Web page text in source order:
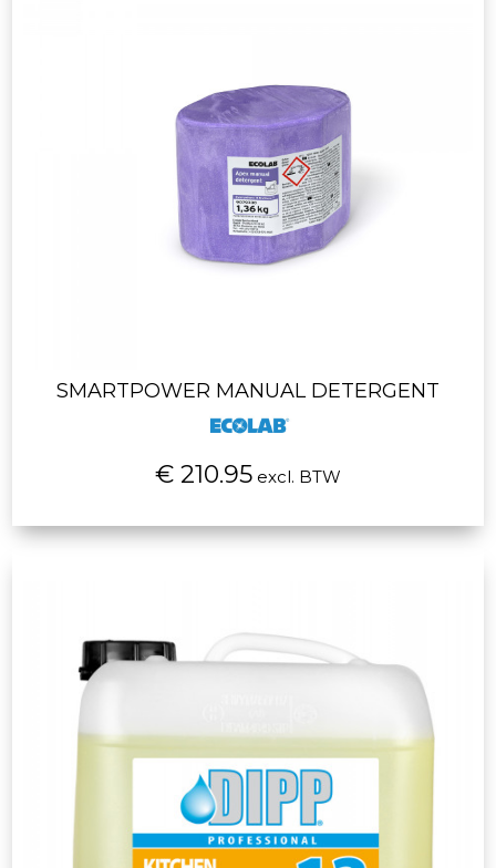
SMARTPOWER MANUAL DETERGENT
€ 210.95 excl. BTW